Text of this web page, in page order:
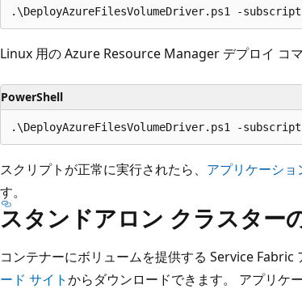
Linux 用の Azure Resource Manager デプロイ コマ
PowerShell
スクリプトが正常に実行されたら、 アプリケーショ
す。
スタンドアロン クラスター
コンテナーにボリュームを提供する Service Fabric
ード サイトからダウンロードできます。 アプリケー